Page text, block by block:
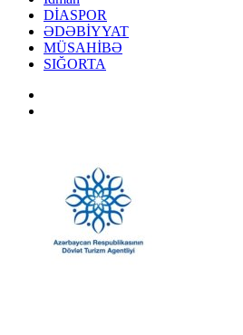
DİASPOR
ƏDƏBİYYAT
MÜSAHİBƏ
SIĞORTA